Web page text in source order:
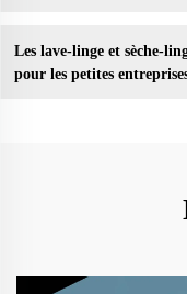
Les lave-linge et sèche-
pour les petites